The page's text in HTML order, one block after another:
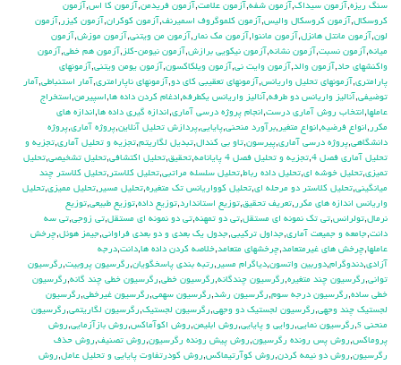
سنگ ريزه,آزمون سيداك,آزمون شفه,آزمون علامت,آزمون فريدمن,آزمون كا اس,آزمون
كروسكال,آزمون كروسكال واليس,آزمون كلموگروف اسميرنف,آزمون كوكران,آزمون كيزر ,آزمون
لون,آزمون مانتل هانزل,آزمون ماننوا,آزمون مك نمار ,آزمون من ويتني,آزمون موزش,آزمون
ميانه,آزمون نسبت,آزمون نشانه,آزمون نيكويي برازش,آزمون نيومن-كلز ,آزمون هم خطي,آزمون
واكنشهاي حاد,آزمون والد,آزمون وايت ني,آزمون ويلكاكسون,آزمون يومن ويتني,آزمونهاي
پارامتري,آزمونهاي تحليل واريانس,آزمونهاي تعقيبي كاي دو,آزمونهاي ناپارامتري,آمار استنباطي,آمار
توضيفي,آناليز واريانس دو طرفه,آناليز واريانس يکطرفه,ادغام كردن داده ها,اسپيرمن,استخراج
عاملها,انتخاب روش آماري درست,انجام پروژه درسي آماري,اندازه گيري داده ها,اندازه هاي
مكرر ,انواع فرضيه,انواع متغير ,برآورد منحني,پايايي,پردازش تحليل آنلاين,پروژه آماري,پروژه
دانشگاهي,پروژه درسي آماري,پيرسون,تاو بي کندال,تبديل لگاريتم,تجزيه و تحليل آماري,تجزيه و
تحليل آماري فصل 4
,تجزيه و تحليل فصل 4 پايانامه ,تحقيق,تحليل اكتشافي,تحليل تشخيصي,تحليل
تميزي,تحليل خوشه اي,تحليل داده رباط,تحليل سلسله مراتبي,تحليل كلاستر ,تحليل كلاستر چند
ميانگيني,تحليل كلاستر دو مرحله اي,تحليل كوواريانس تك متغيره,تحليل مسير ,تحليل مميزي,تحليل
واريانس اندازه هاي مكرر ,تعريف تحقيق,توزيع استاندارد,توزيع داده,توزيع طبيعي,توزيع
نرمال,تولرانس,تي تک نمونه اي مستقل,تي دو تمهنه,تي دو نمونه اي مستقل,تي زوجي,تي سه
دانت,جامعه و جميعت آماري,جداول تركيبي,جدول يك بعدي و دو بعدي فراواني,جيمز هوئل,چرخش
عاملها,چرخش هاي غيرمتعامد,چرخشهاي متعامد,خلاصه كردن داده ها,دانت,درجه
آزادي,دندوگرام,دوربين واتسون,دياگرام مسير ,رتبه بندي پاسخگويان,رگرسيون پروبيت,رگرسيون
تواني,رگرسيون چند متغيره,رگرسيون چندگانه,رگرسيون خطي,رگرسيون خطي چند گانه,رگرسيون
خطي ساده,رگرسيون درجه سوم,رگرسيون رشد,رگرسيون سهمي,رگرسيون غيرخطي,رگرسيون
لجستيك چند وجهي,رگرسيون لجستيك دو وجهي,رگرسيون لجستيک,رگرسيون لگاريتمي,رگرسيون
منحني s
,رگرسيون نمايي,روايي و پايايي,روش ابليمن,روش اكوآماكس,روش بازآزمايي,روش
پروماكس,روش پس رونده رگرسيون,روش پيش رونده رگرسيون,روش تصنيف,روش حذف
رگرسيون,روش دو نيمه كردن,روش كوآرتيماكس,روش كودرتفاوت پايايي و تحليل عامل,روش